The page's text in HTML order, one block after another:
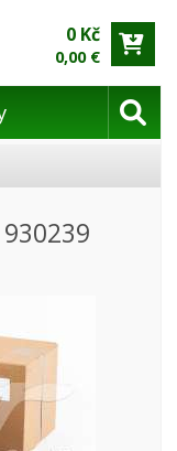
0 Kč
0,00 €